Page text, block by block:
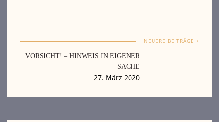
NEUERE BEITRÄGE >
VORSICHT! – HINWEIS IN EIGENER
SACHE
27. März 2020